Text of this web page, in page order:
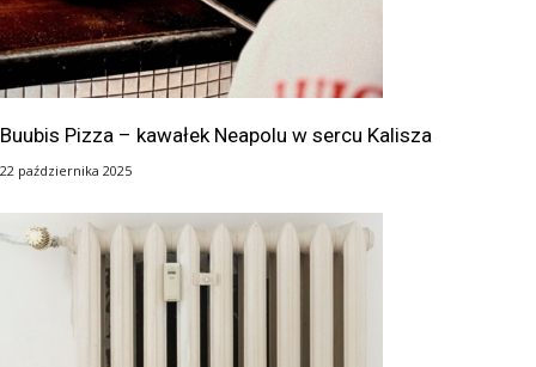
Buubis Pizza – kawałek Neapolu w sercu Kalisza
22 października 2025